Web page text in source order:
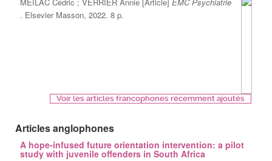
. Elsevier Masson, 2022. 8 p.
Voir les articles francophones récemment ajoutés
Articles anglophones
A hope-infused future orientation intervention: a pilot
study with juvenile offenders in South Africa